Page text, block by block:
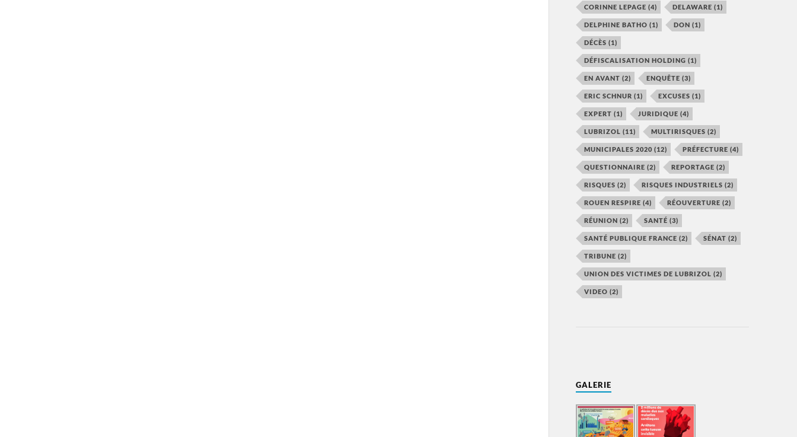
CORINNE LEPAGE (4) DELAWARE (1)
DELPHINE BATHO (1) DON (1)
DÉCÈS (1)
DÉFISCALISATION HOLDING (1)
EN AVANT (2) ENQUÊTE (3)
ERIC SCHNUR (1) EXCUSES (1)
EXPERT (1) JURIDIQUE (4)
LUBRIZOL (11) MULTIRISQUES (2)
MUNICIPALES 2020 (12) PRÉFECTURE (4)
QUESTIONNAIRE (2) REPORTAGE (2)
RISQUES (2) RISQUES INDUSTRIELS (2)
ROUEN RESPIRE (4) RÉOUVERTURE (2)
RÉUNION (2) SANTÉ (3)
SANTÉ PUBLIQUE FRANCE (2) SÉNAT (2)
TRIBUNE (2)
UNION DES VICTIMES DE LUBRIZOL (2)
VIDEO (2)
GALERIE